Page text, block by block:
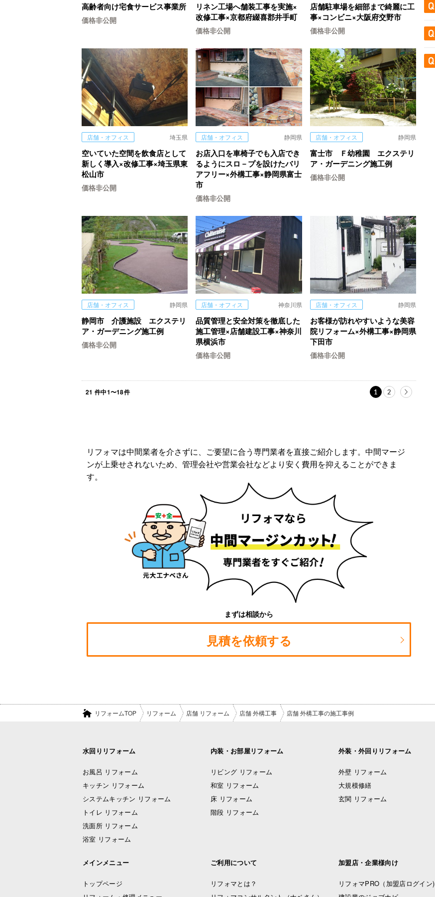
高齢者向け宅食サービス事業所
価格非公開
リネン工場へ舗装工事を実施×
改修工事×京都府綴喜郡井手町
価格非公開
店舗駐車場を細部まで綺麗に工
事×コンビニ×大阪府交野市
価格非公開
店舗・オフィス 埼玉県
空いていた空間を飲食店として
新しく導入×改修工事×埼玉県東
松山市
価格非公開
店舗・オフィス 静岡県
お店入口を車椅子でも入店でき
るようにスロ－プを設けたバリ
アフリー×外構工事×静岡県富士
市
価格非公開
店舗・オフィス 静岡県
富士市 Ｆ幼稚園 エクステリ
ア・ガーデニング施工例
価格非公開
店舗・オフィス 静岡県
静岡市 介護施設 エクステリ
ア・ガーデニング施工例
価格非公開
店舗・オフィス 神奈川県
品質管理と安全対策を徹底した
施工管理×店舗建設工事×神奈川
県横浜市
価格非公開
店舗・オフィス 静岡県
お客様が訪れやすいような美容
院リフォーム×外構工事×静岡県
下田市
価格非公開
21 件中1〜18件 1 2
リフォマは中間業者を介さずに、ご要望に合う専門業者を直接ご紹介します。中間マージ
ンが上乗せされないため、管理会社や営業会社などより安く費用を抑えることができま
す。
まずは相談から
見積を依頼する
リフォームTOP リフォーム 店舗 リフォーム 店舗 外構工事 店舗 外構工事の施工事例
水回りリフォーム
お風呂 リフォーム
キッチン リフォーム
システムキッチン リフォーム
トイレ リフォーム
洗面所 リフォーム
浴室 リフォーム
内装・お部屋リフォーム
リビング リフォーム
和室 リフォーム
床 リフォーム
階段 リフォーム
外装・外回りリフォーム
外壁 リフォーム
大規模修繕
玄関 リフォーム
メインメニュー
トップページ
ご利用について
リフォマとは？
加盟店・企業様向け
リフォマPRO （加盟店ログイン)